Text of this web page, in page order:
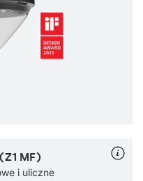
MF)
i uliczne